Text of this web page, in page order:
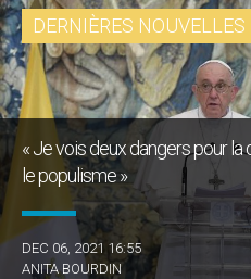
DERNIÈRES NOUVELLES
« Je vois deux dangers pour la
le populisme »
DEC 06, 2021 16:55
ANITA BOURDIN